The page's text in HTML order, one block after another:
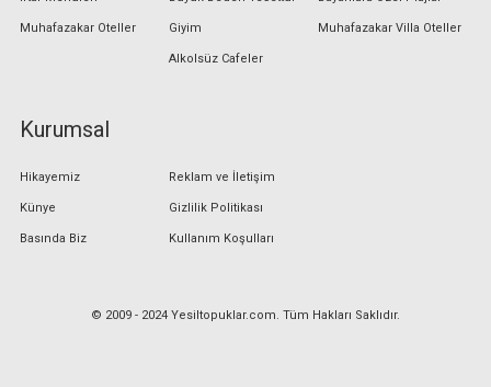
Muhafazakar Oteller Giyim
Alkolsüz Cafeler
Muhafazakar Villa Oteller
Kurumsal
Hikayemiz
Künye
Basında Biz
Reklam ve İletişim
Gizlilik Politikası
Kullanım Koşulları
© 2009 - 2024 Yesiltopuklar.com. Tüm Hakları Saklıdır.